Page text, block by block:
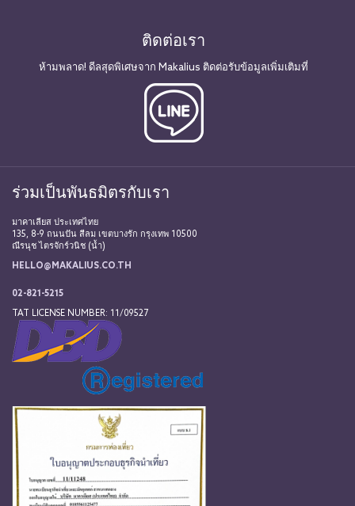
ติดต่อเรา
ห้ามพลาด! ดีลสุดพิเศษจาก Makalius ติดต่อรับข้อมูลเพิ่มเติมที่
ร่วมเป็นพันธมิตรกับเรา
มาคาเลียส ประเทศไทย
135, 8-9 ถนนปัน สีลม เขตบางรัก กรุงเทพ 10500
ณีรนุช ไตรจักร์วนิช (น้ำ)
HELLO@MAKALIUS.CO.TH
02-821-5215
TAT LICENSE NUMBER: 11/09527